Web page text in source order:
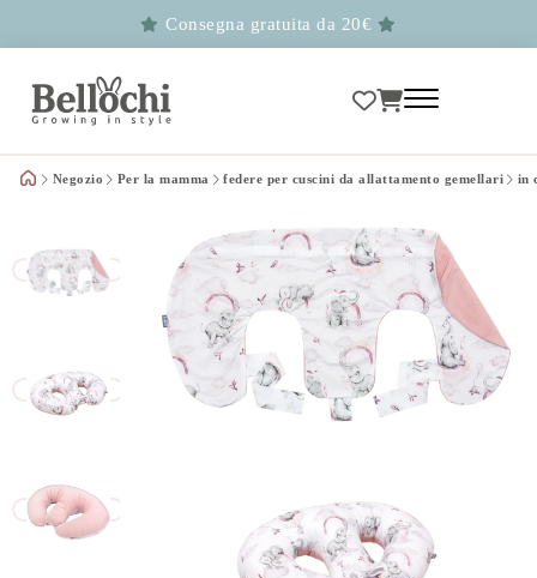
Consegna gratuita da 20€
Negozio Per la mamma federe per cuscini da allattamento gemellari in